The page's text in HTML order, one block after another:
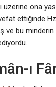
ona
ettiğinde Hz.
ve bu
ı